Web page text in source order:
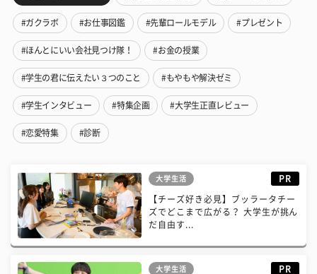
#ガクラボ #お仕事図鑑 #先輩ロールモデル #プレゼント
#ほんとにいい会社見つけ隊！ #お金の授業
#学生の君に伝えたい３つのこと #もやもや解決ゼミ
#学生インタビュー #特集企画 #大学生正直レビュー
#恋愛特集 #診断
大学生活 PR
【チーズ好き必見】ブッラータチー
ズでどこまで広がる？ 大学生が挑ん
だ自由す...
大学生活 PR